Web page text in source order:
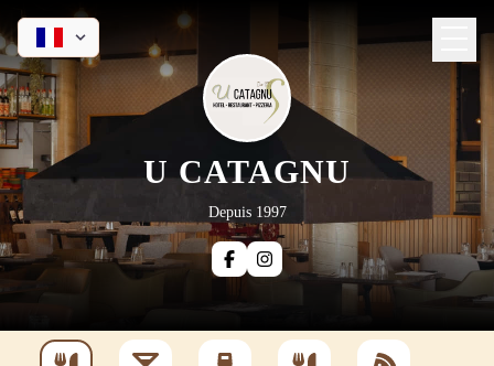
U CATAGNU
Depuis 1997